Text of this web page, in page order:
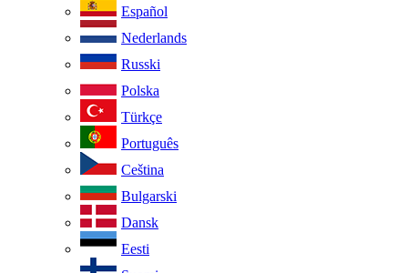
Español
Nederlands
Russki
Polska
Türkçe
Português
Ceština
Bulgarski
Dansk
Eesti